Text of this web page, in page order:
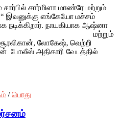
சார்மிளா மாண்ரே மற்றும்
இவனுக்கு எங்கேயோ மச்சம்
நடிக்கிறார். நாயகியாக ஆஷ்னா
மற்றும்
லோகேஷ், வெற்றி
போலீஸ் அதிகாரி வேடத்தில்
/பொது